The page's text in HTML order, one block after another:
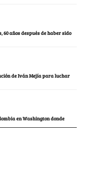
años después de haber sido
de Iván Mejía para luchar
en Washington donde